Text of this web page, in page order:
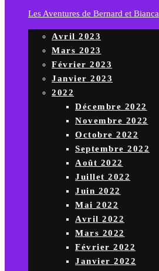
Les Aventures de Bernard et Bianca
Avril 2023
Mars 2023
Février 2023
Janvier 2023
2022
Décembre 2022
Novembre 2022
Octobre 2022
Septembre 2022
Août 2022
Juillet 2022
Juin 2022
Mai 2022
Avril 2022
Mars 2022
Février 2022
Janvier 2022